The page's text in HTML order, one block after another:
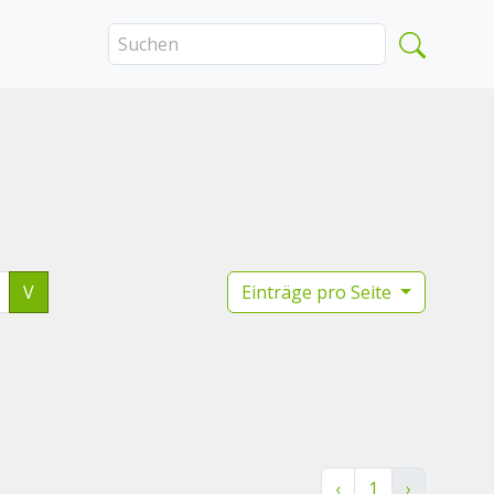
V
Einträge pro Seite
‹ 1 ›